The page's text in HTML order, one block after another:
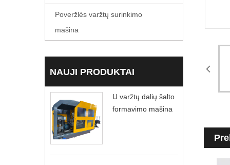
Poveržlės varžtų surinkimo
mašina
NAUJI PRODUKTAI
U varžtų dalių šalto
formavimo mašina